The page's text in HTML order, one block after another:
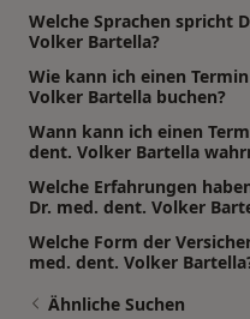
Welche Sprachen spricht
Volker Bartella?
Wie kann ich einen
Volker Bartella buchen?
Wann kann ich einen
dent. Volker Bartella
Welche Erfahrungen
Dr. med. dent. Volker
Welche Form der
med. dent. Volker
Ähnliche Suchen